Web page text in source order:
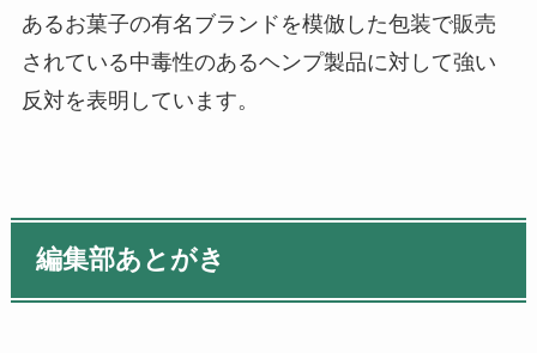
あるお菓子の有名ブランドを模倣した包装で販売
されている中毒性のあるヘンプ製品に対して強い
反対を表明しています。
編集部あとがき